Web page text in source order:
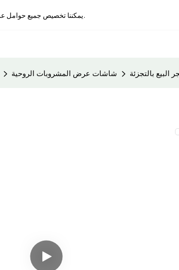
يمكننا تخصيص جميع حوامل عرض المنتجات لتلبية احتياجاتك.
شاشات عرض المشروبات الروحية